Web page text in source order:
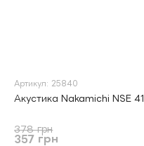
Артикул: 25840
Акустика Nakamichi NSE 41
378 грн
357 грн